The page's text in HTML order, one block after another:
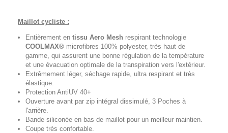
Maillot cycliste :
Entièrement en tissu Aero Mesh respirant technologie
COOLMAX® microfibres 100% polyester, très haut de
gamme, qui assurent une bonne régulation de la température
et une évacuation optimale de la transpiration vers l'extérieur.
Extrêmement léger, séchage rapide, ultra respirant et très
élastique.
Protection AntiUV 40+
Ouverture avant par zip intégral dissimulé, 3 Poches à
l'arrière.
Bande siliconée en bas de maillot pour un meilleur maintien.
Coupe très confortable.